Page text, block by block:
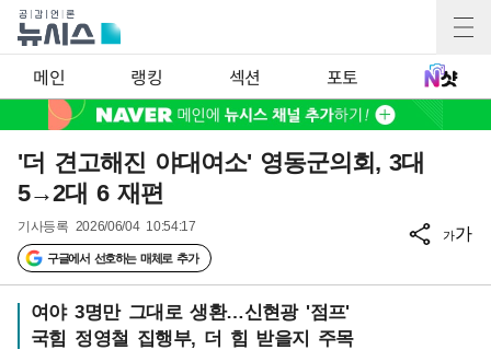
메인 랭킹 섹션 포토
'더 견고해진 야대여소' 영동군의회, 3대
5→2대 6 재편
기사등록 2026/06/04 10:54:17
구글에서 선호하는 매체로 추가
가가
여야 3명만 그대로 생환…신현광 '점프'
국힘 정영철 집행부, 더 힘 받을지 주목